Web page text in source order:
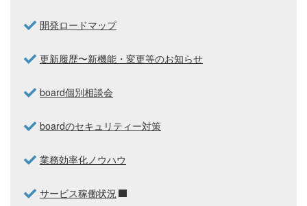
開発ロードマップ
更新履歴〜新機能・変更等のお知らせ
board個別相談会
boardのセキュリティー対策
業務効率化ノウハウ
サービス稼働状況